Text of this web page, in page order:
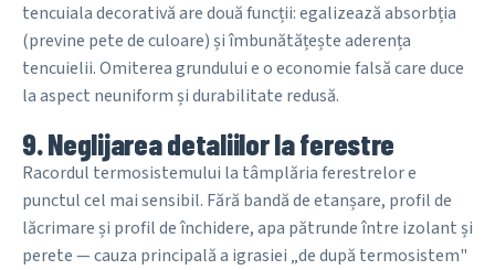
tencuiala decorativă are două funcții: egalizează absorbția
(previne pete de culoare) și îmbunătățește aderența
tencuielii. Omiterea grundului e o economie falsă care duce
la aspect neuniform și durabilitate redusă.
9. Neglijarea detaliilor la ferestre
Racordul termosistemului la tâmplăria ferestrelor e
punctul cel mai sensibil. Fără bandă de etanșare, profil de
lăcrimare și profil de închidere, apa pătrunde între izolant și
perete — cauza principală a igrasiei „de după termosistem"